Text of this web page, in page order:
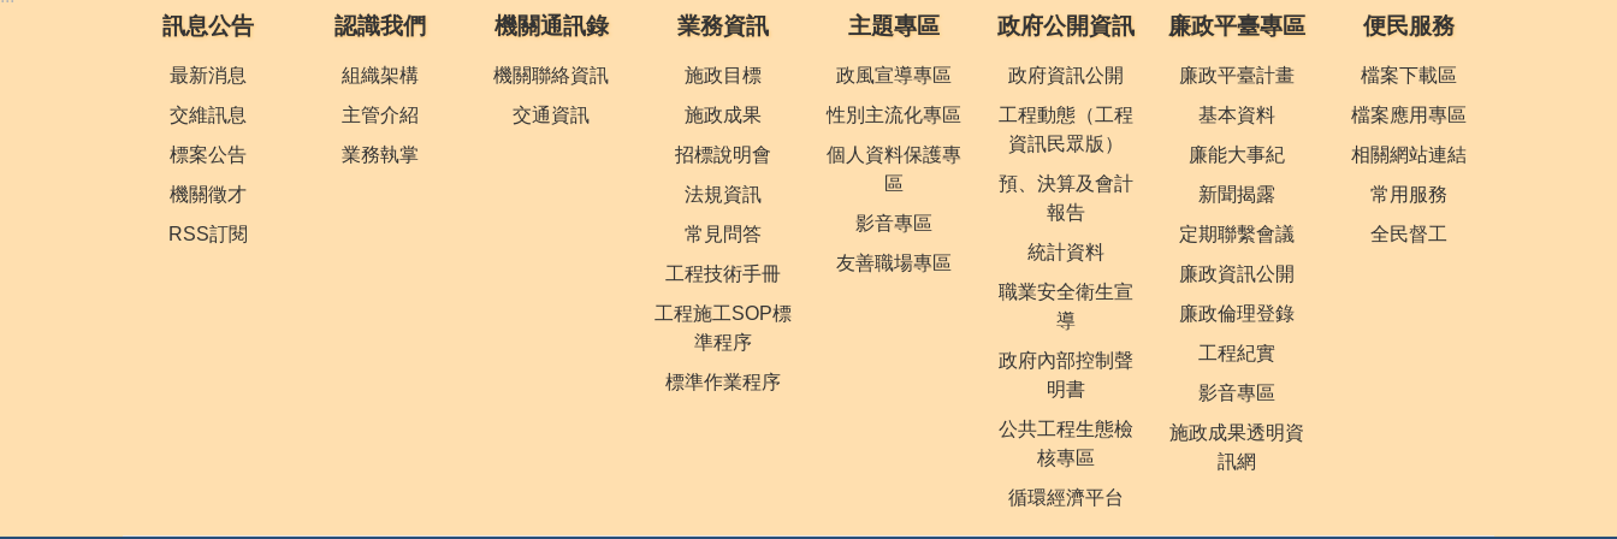
訊息公告
最新消息
交維訊息
標案公告
機關徵才
RSS訂閱
認識我們
組織架構
主管介紹
業務執掌
機關通訊錄
機關聯絡資訊
交通資訊
業務資訊
施政目標
施政成果
招標說明會
法規資訊
常見問答
工程技術手冊
工程施工SOP標
準程序
標準作業程序
主題專區
政風宣導專區
性別主流化專區
個人資料保護專
區
影音專區
友善職場專區
政府公開資訊
政府資訊公開
工程動態（工程
資訊民眾版）
預、決算及會計
報告
統計資料
職業安全衛生宣
導
政府內部控制聲
明書
公共工程生態檢
核專區
循環經濟平台
廉政平臺專區
廉政平臺計畫
基本資料
廉能大事紀
新聞揭露
定期聯繫會議
廉政資訊公開
廉政倫理登錄
工程紀實
影音專區
施政成果透明資
訊網
便民服務
檔案下載區
檔案應用專區
相關網站連結
常用服務
全民督工